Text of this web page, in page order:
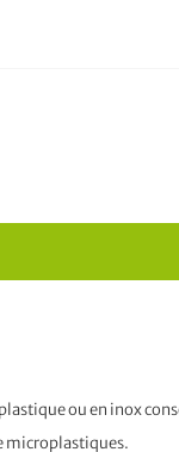
ou en inox
microplastiques.